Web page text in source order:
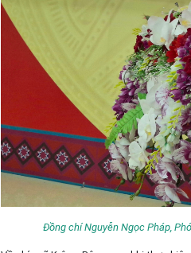
Đồng chí Nguyễn Ngọc Pháp,